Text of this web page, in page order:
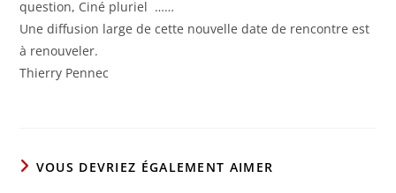
question, Ciné pluriel ……
Une diffusion large de cette nouvelle date de rencontre est
à renouveler.
Thierry Pennec
VOUS DEVRIEZ ÉGALEMENT AIMER